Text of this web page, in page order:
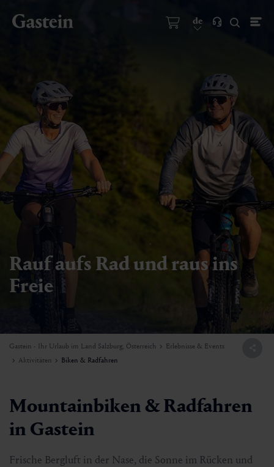
de
Rauf aufs Rad und raus ins
Freie
Gastein - Ihr Urlaub im Land Salzburg, Österreich
Erlebnisse & Events
Aktivitäten
Biken & Radfahren
Mountainbiken & Radfahren
in Gastein
Frische Bergluft in der Nase, die Sonne im Rücken und